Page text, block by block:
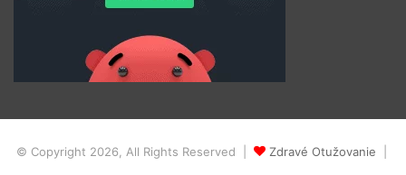
© Copyright 2026, All Rights Reserved | Zdravé Otužovanie